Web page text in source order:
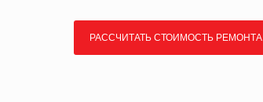
РАССЧИТАТЬ СТОИМОСТЬ РЕМОНТА